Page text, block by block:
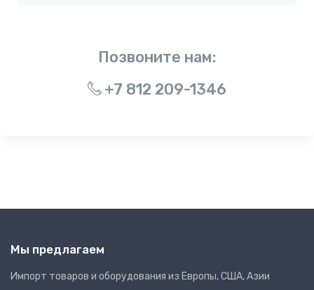
Позвоните нам:
+7 812 209-1346
Мы предлагаем
Импорт товаров и оборудования из Европы, США, Азии